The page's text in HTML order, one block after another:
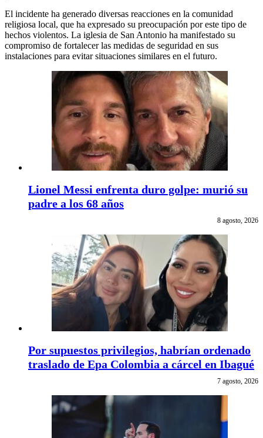
El incidente ha generado diversas reacciones en la comunidad
religiosa local, que ha expresado su preocupación por este tipo de
hechos violentos. La iglesia de San Antonio ha manifestado su
compromiso de fortalecer las medidas de seguridad en sus
instalaciones para evitar situaciones similares en el futuro.
Lionel Messi enfrenta duro golpe: murió su
padre a los 68 años
8 agosto, 2026
Por supuestos privilegios, habrían ordenado
traslado de Epa Colombia a cárcel en Ibagué
7 agosto, 2026